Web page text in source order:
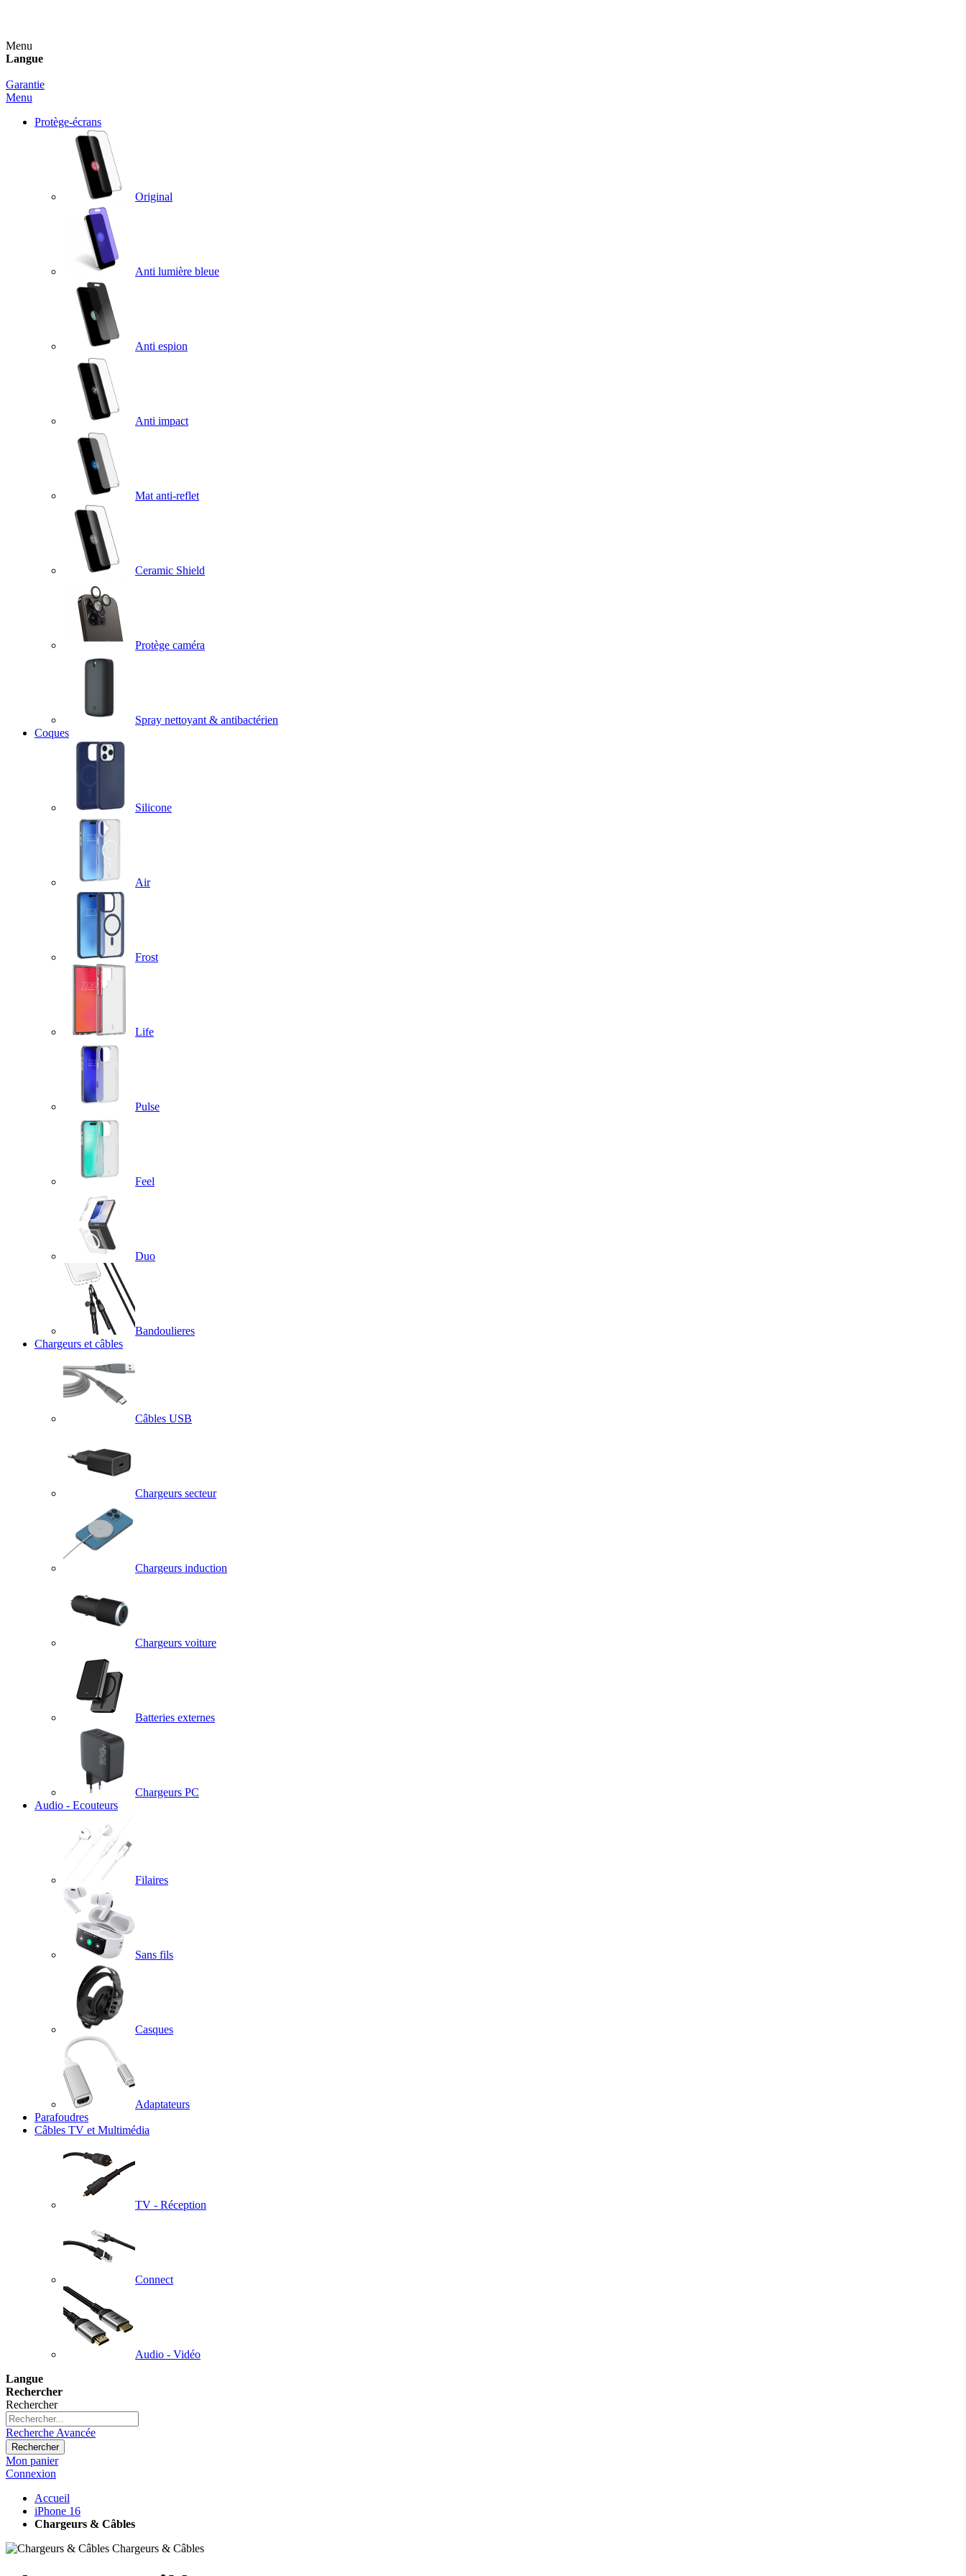
Menu
Langue
Garantie
Menu
Protège-écrans
Original
Anti lumière bleue
Anti espion
Anti impact
Mat anti-reflet
Ceramic Shield
Protège caméra
Spray nettoyant & antibactérien
Coques
Silicone
Air
Frost
Life
Pulse
Feel
Duo
Bandoulieres
Chargeurs et câbles
Câbles USB
Chargeurs secteur
Chargeurs induction
Chargeurs voiture
Batteries externes
Chargeurs PC
Audio - Ecouteurs
Filaires
Sans fils
Casques
Adaptateurs
Parafoudres
Câbles TV et Multimédia
TV - Réception
Connect
Audio - Vidéo
Langue
Rechercher
Rechercher
Recherche Avancée
Rechercher
Mon panier
Connexion
Accueil
iPhone 16
Chargeurs & Câbles